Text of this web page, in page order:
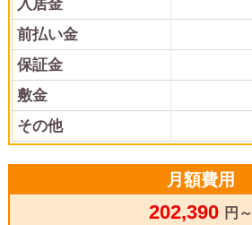
入居金
前払い金
保証金
敷金
その他
月額費用
202,390 円～